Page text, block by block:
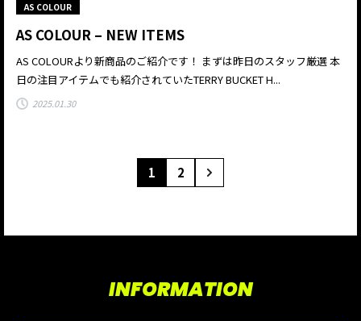
AS COLOUR
AS COLOUR – NEW ITEMS
AS COLOURより新商品のご紹介です！ まずは昨日のスタッフ厳選 本
日の注目アイテムでも紹介されていたTERRY BUCKET H...
2025.01.30
1 2
INFORMATION